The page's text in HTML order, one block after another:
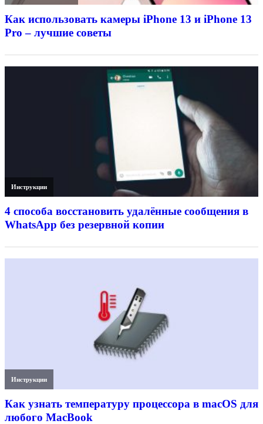
Как использовать камеры iPhone 13 и iPhone 13
Pro – лучшие советы
Инструкции
4 способа восстановить удалённые сообщения в
WhatsApp без резервной копии
Инструкции
Как узнать температуру процессора в macOS для
любого MacBook